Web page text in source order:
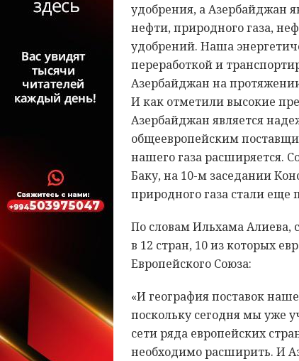
удобрения, а Азербайджан
нефти, природного газа,
удобрений. Наша
переработкой и
Азербайджан на
И как отметили высокие
Азербайджан является
общеевропейским
нашего газа расширяется.
Баку, на 10-м заседании
природного газа стали еще
По словам Ильхама Алиева,
в 12 стран, 10 из которых
Европейского Союза:
«И география поставок
поскольку сегодня мы уже
сети ряда европейских
необходимо расширить. И